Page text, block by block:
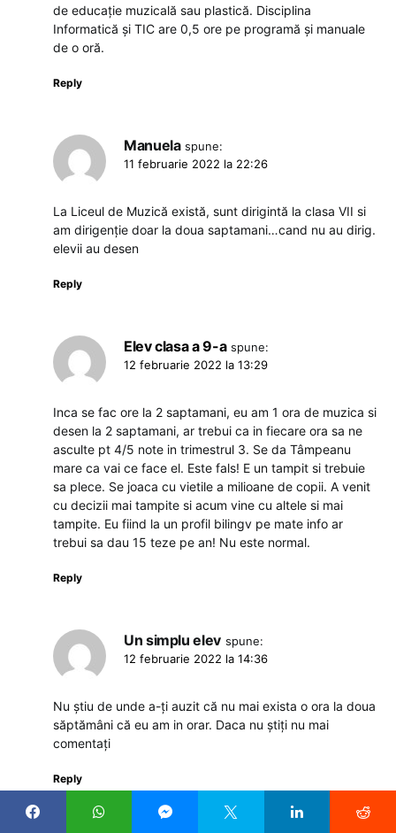
de educație muzicală sau plastică. Disciplina
Informatică și TIC are 0,5 ore pe programă și manuale
de o oră.
Reply
Manuela spune:
11 februarie 2022 la 22:26
La Liceul de Muzică există, sunt dirigintă la clasa VII si
am dirigenție doar la doua saptamani…cand nu au dirig.
elevii au desen
Reply
Elev clasa a 9-a spune:
12 februarie 2022 la 13:29
Inca se fac ore la 2 saptamani, eu am 1 ora de muzica si
desen la 2 saptamani, ar trebui ca in fiecare ora sa ne
asculte pt 4/5 note in trimestrul 3. Se da Tâmpeanu
mare ca vai ce face el. Este fals! E un tampit si trebuie
sa plece. Se joaca cu vietile a milioane de copii. A venit
cu decizii mai tampite si acum vine cu altele si mai
tampite. Eu fiind la un profil bilingv pe mate info ar
trebui sa dau 15 teze pe an! Nu este normal.
Reply
Un simplu elev spune:
12 februarie 2022 la 14:36
Nu știu de unde a-ți auzit că nu mai exista o ora la doua
săptămâni că eu am in orar. Daca nu știți nu mai
comentați
Reply